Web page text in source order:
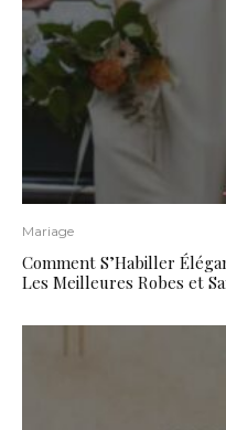
Mariage
Comment S’Habiller
Les Meilleures Robes et